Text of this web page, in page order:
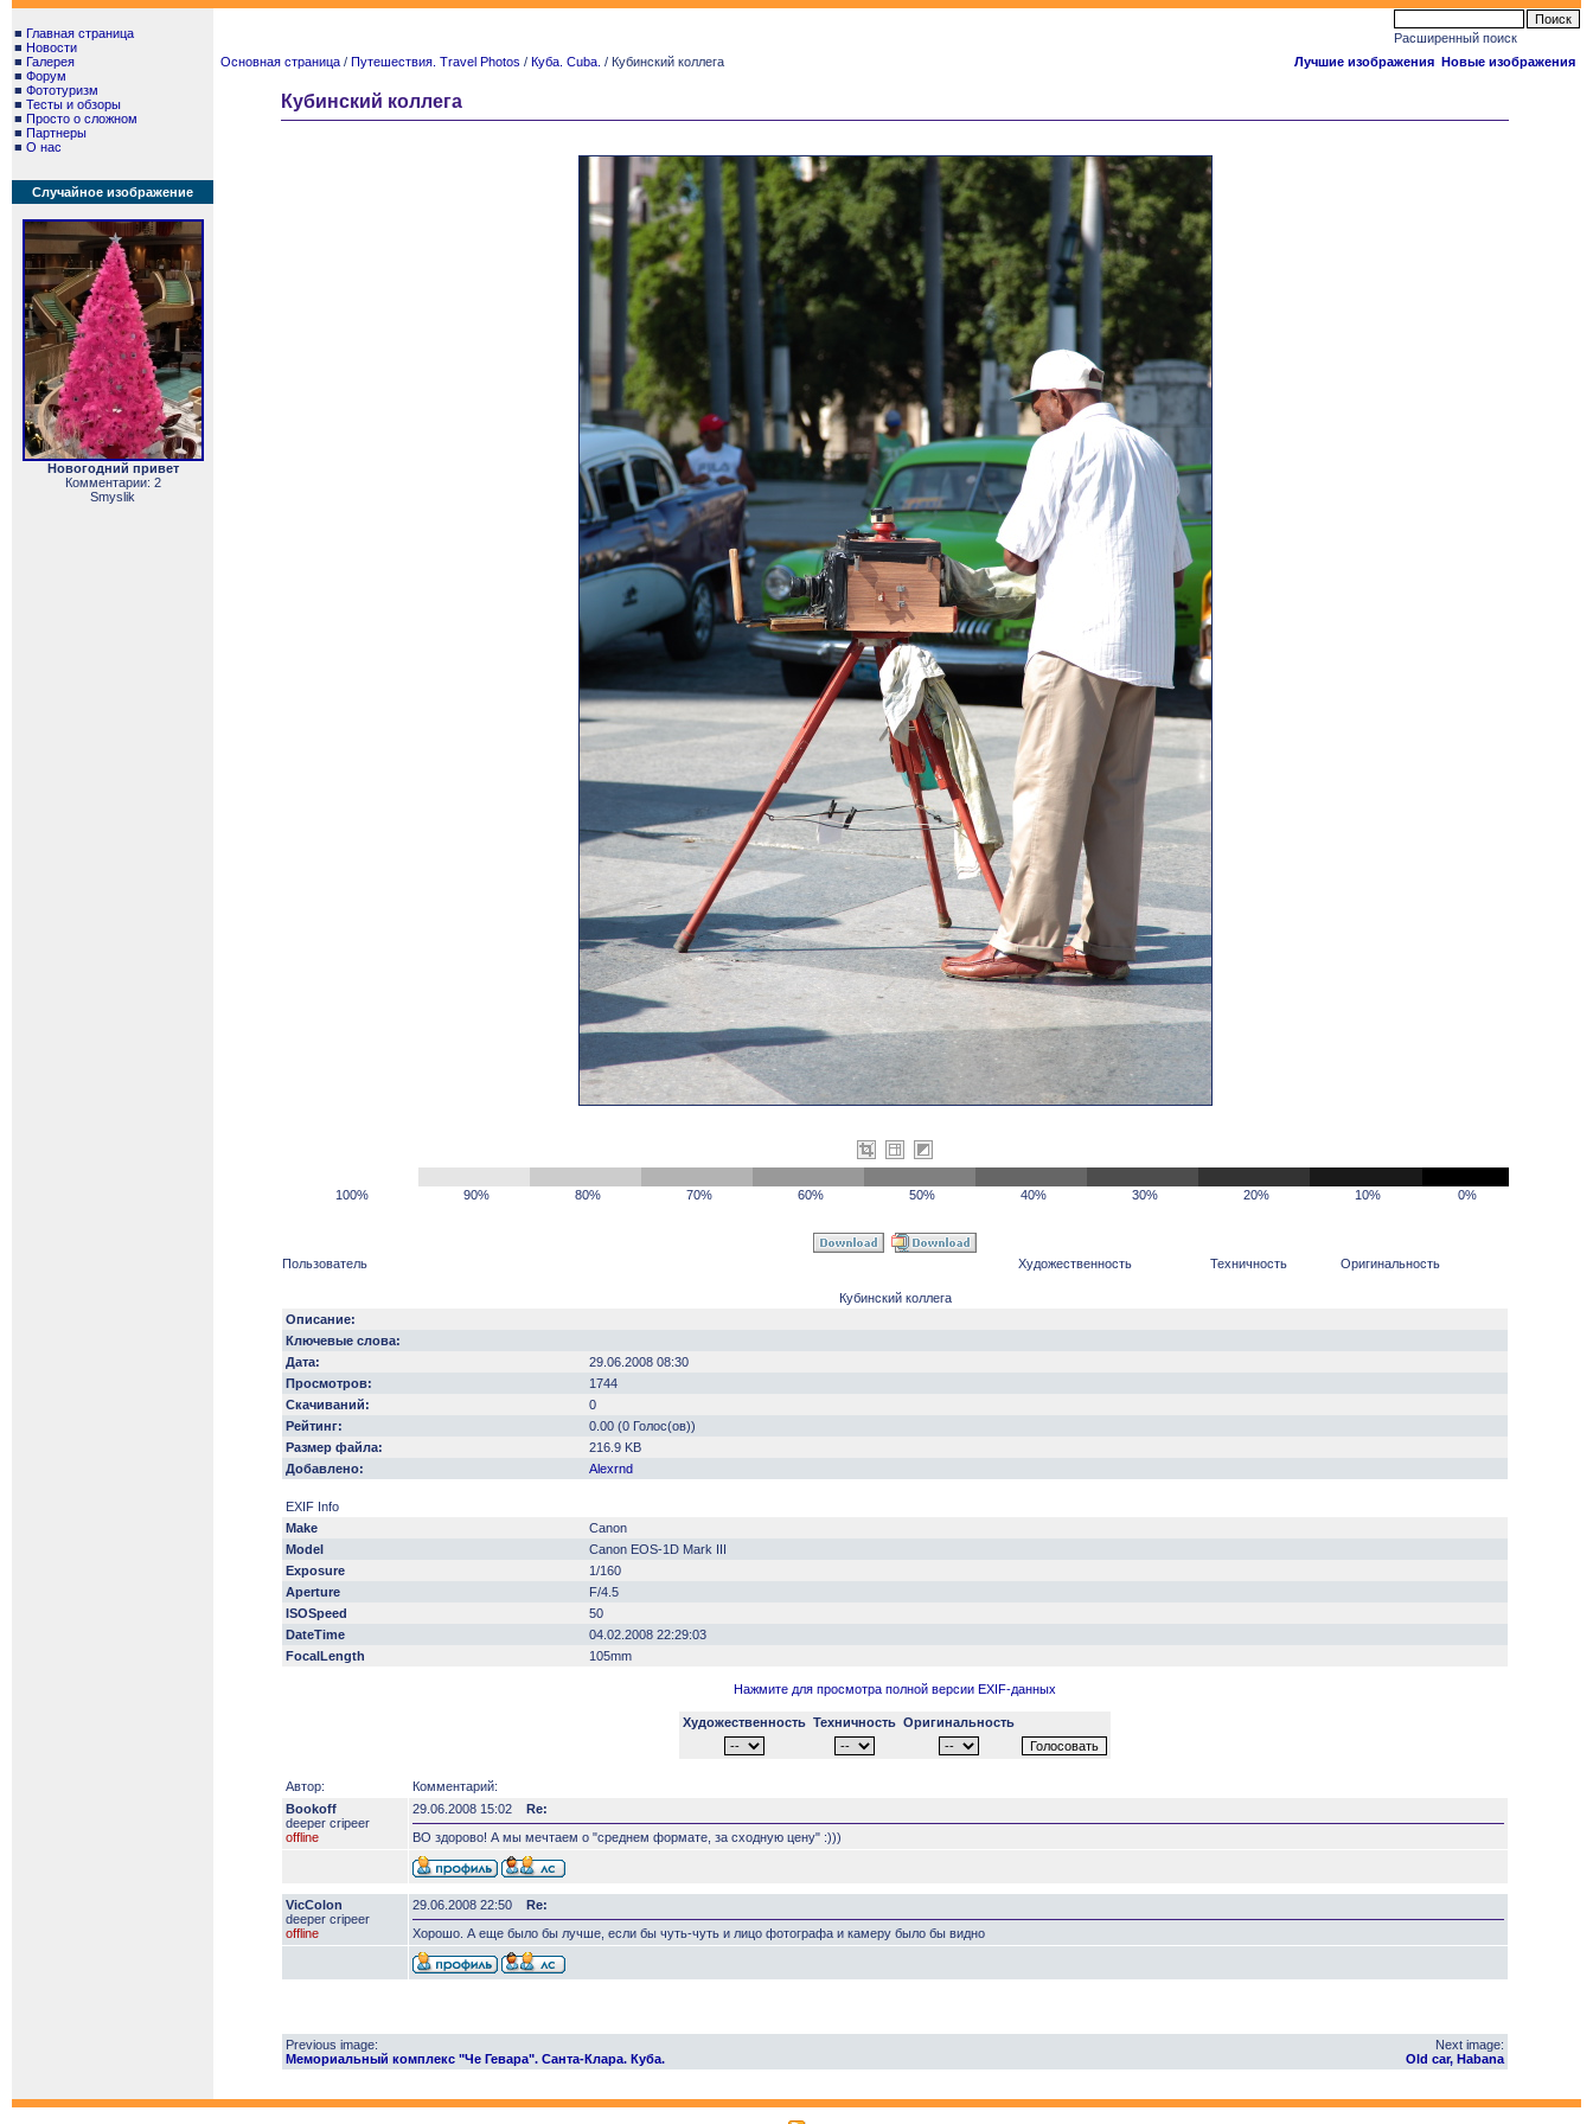
■ Главная страница
■ Новости
■ Галерея
■ Форум
■ Фототуризм
■ Тесты и обзоры
■ Просто о сложном
■ Партнеры
■ О нас
Случайное изображение
Новогодний привет
Комментарии: 2
Smyslik
Расширенный поиск
Основная страница / Путешествия. Travel Photos / Куба. Cuba. / Кубинский коллега Лучшие изображения Новые изображения
Кубинский коллега
100% 90% 80% 70% 60% 50% 40% 30% 20% 10% 0%
Пользователь Художественность Техничность Оригинальность
Кубинский коллега
Описание:
Ключевые слова:
Дата:
29.06.2008 08:30
Просмотров:
1744
Скачиваний:
0
Рейтинг:
0.00 (0 Голос(ов))
Размер файла:
216.9 KB
Добавлено:
Alexrnd
EXIF Info
Make
Canon
Model
Canon EOS-1D Mark III
Exposure
1/160
Aperture
F/4.5
ISOSpeed
50
DateTime
04.02.2008 22:29:03
FocalLength
105mm
Нажмите для просмотра полной версии EXIF-данных
Художественность Техничность Оригинальность
Автор:
Комментарий:
Bookoff
deeper сripeer
offline
29.06.2008 15:02
Re:
ВО здорово! А мы мечтаем о "среднем формате, за сходную цену" :)))
VicColon
deeper сripeer
offline
29.06.2008 22:50
Re:
Хорошо. А еще было бы лучше, если бы чуть-чуть и лицо фотографа и камеру было бы видно
Previous image:
Мемориальный комплекс "Че Гевара". Санта-Клара. Куба.
Next image:
Old car, Habana